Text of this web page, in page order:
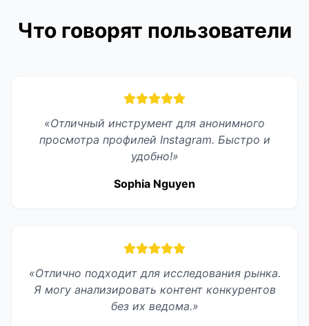
Что говорят пользователи
«Отличный инструмент для анонимного
просмотра профилей Instagram. Быстро и
удобно!»
Sophia Nguyen
«Отлично подходит для исследования рынка.
Я могу анализировать контент конкурентов
без их ведома.»